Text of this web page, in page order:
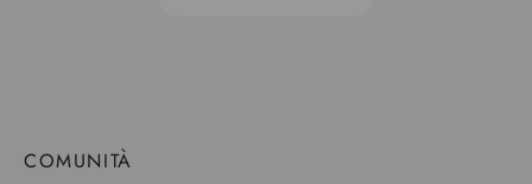
COMUNITÀ